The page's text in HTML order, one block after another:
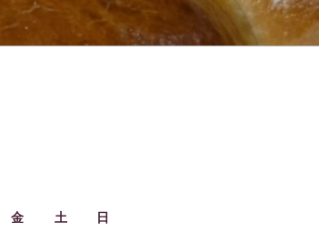
金 土 日